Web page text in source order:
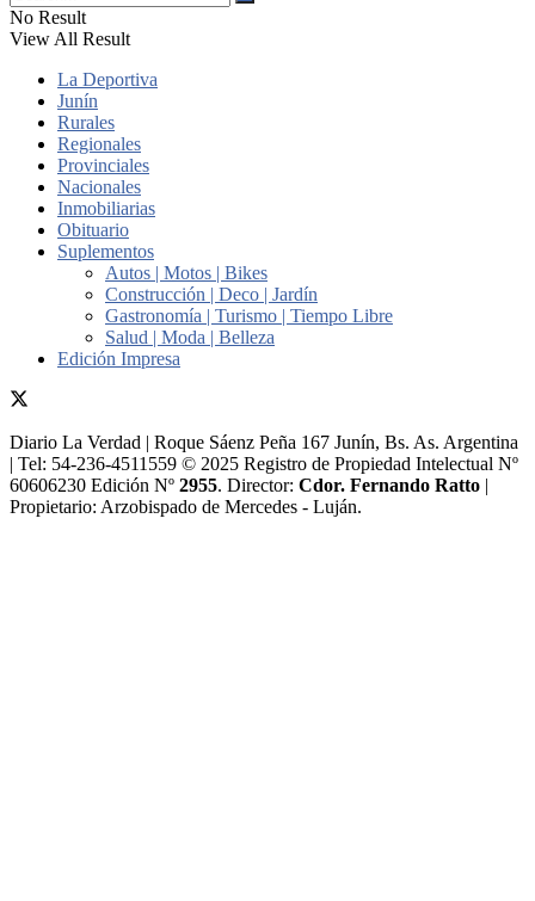
No Result
View All Result
La Deportiva
Junín
Rurales
Regionales
Provinciales
Nacionales
Inmobiliarias
Obituario
Suplementos
Autos | Motos | Bikes
Construcción | Deco | Jardín
Gastronomía | Turismo | Tiempo Libre
Salud | Moda | Belleza
Edición Impresa
Diario La Verdad | Roque Sáenz Peña 167 Junín, Bs. As. Argentina
| Tel: 54-236-4511559 © 2025 Registro de Propiedad Intelectual Nº
60606230 Edición Nº 2955. Director:​ Cdor. Fernando Ratto |
Propietario:​ Arzobispado de Mercedes - Luján.